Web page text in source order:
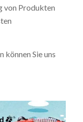
von Produkten
können Sie uns